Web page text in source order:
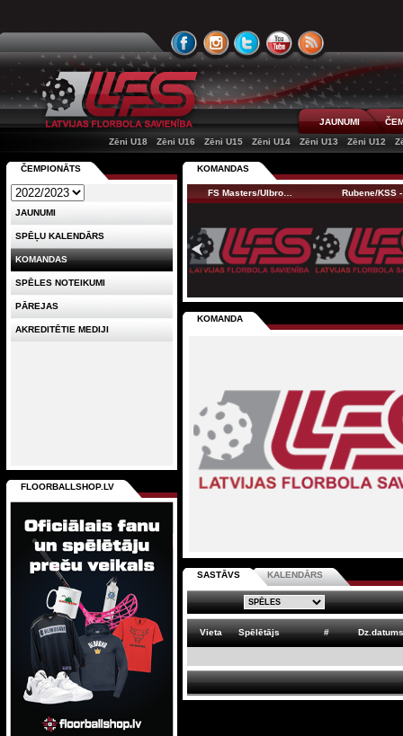
JAUNUMI
Zēni U18
Zēni U16 Zēni U15 Zēni U14 Zēni U13 Zēni U12
KOMANDAS
FS Masters/Ulbro… Rubene/KSS
KOMANDA
SASTĀVS KALENDĀRS
Vieta Spēlētājs # Dz.datums
ČEMPIONĀTS
JAUNUMI
SPĒĻU KALENDĀRS
KOMANDAS
SPĒLES NOTEIKUMI
PĀREJAS
AKREDITĒTIE MEDIJI
FLOORBALLSHOP.LV